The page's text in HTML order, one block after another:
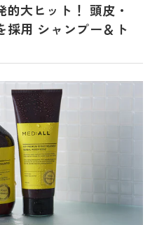
大ヒット！ 頭皮・
採用 シャンプー＆ト